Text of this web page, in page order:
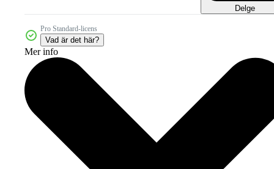
Delge
Pro Standard-licens
Vad är det här?
Mer info